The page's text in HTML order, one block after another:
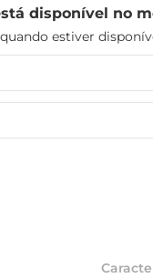
disponível no
estiver